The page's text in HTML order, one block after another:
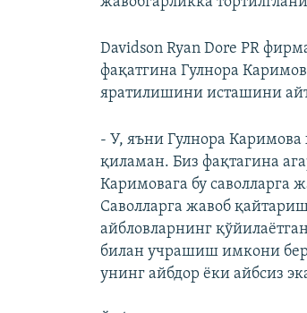
Davidson Ryan Dore PR
фақатгина Гулнора
яратилишини исташини
- У, яъни Гулнора Каримова
қиламан. Биз фақтагина
Каримовага бу
Саволларга жавоб
айбловларнинг
билан учрашиш имкони
унинг айбдор ёки айбсиз